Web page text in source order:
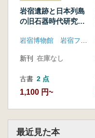
岩宿遺跡と日本列島
の旧石器時代研究
新刊 在庫なし
古書 2 点
1,100 円~
最近見た本